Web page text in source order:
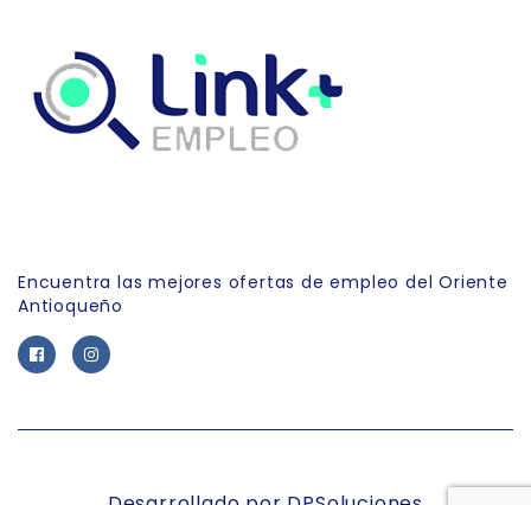
Encuentra las mejores ofertas de empleo del Oriente
Antioqueño